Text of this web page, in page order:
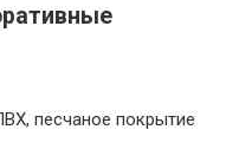
песчаное покрытие